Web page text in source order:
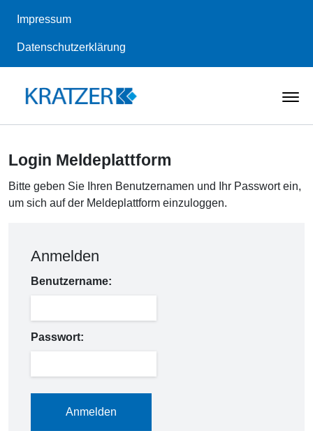
Impressum
Datenschutzerklärung
Login Meldeplattform
Bitte geben Sie Ihren Benutzernamen und Ihr Passwort ein,
um sich auf der Meldeplattform einzuloggen.
Anmelden
Benutzername:
Passwort: